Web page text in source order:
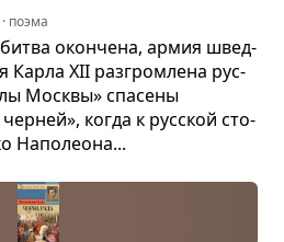
поэма
окон­чена, армия швед­
Карла XII раз­гром­лена рус­
Москвы» спа­сены
когда к рус­ской сто­
Напо­леона...